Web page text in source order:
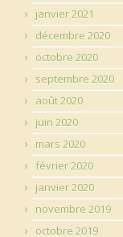
janvier 2021
décembre 2020
octobre 2020
septembre 2020
août 2020
juin 2020
mars 2020
février 2020
janvier 2020
novembre 2019
octobre 2019